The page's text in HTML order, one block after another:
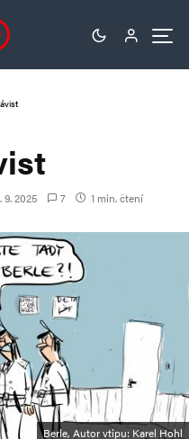
9. 2025 7 1 min. čtení
Berle, Autor vtipu: Karel Hohl